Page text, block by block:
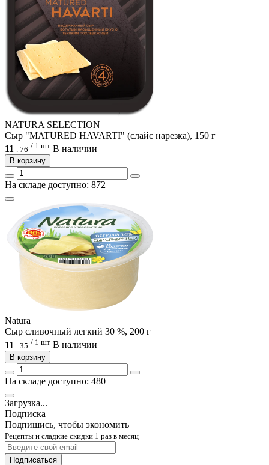
NATURA SELECTION
Сыр "MATURED HAVARTI" (слайс нарезка), 150 г
11 . 76 / 1 шт В наличии
В корзину
На складе доступно: 872
Natura
Сыр сливочный легкий 30 %, 200 г
11
35 / 1 шт В наличии
В корзину
На складе доступно: 480
Загрузка...
Подписка
Подпишись, чтобы экономить
Рецепты и сладкие скидки 1 раз в месяц
Подписаться